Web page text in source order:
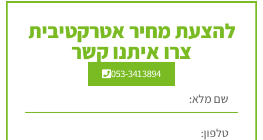
להצעת מחיר אטרקטיבית
צרו איתנו קשר
053-3413894